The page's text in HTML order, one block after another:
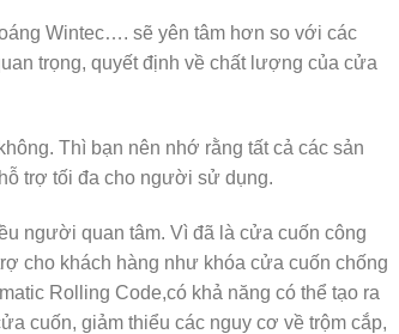
Wintec…. sẽ yên tâm hơn so với các
trọng, quyết định về chất lượng của cửa
Thì bạn nên nhớ rằng tất cả các sản
trợ tối đa cho người sử dụng.
người quan tâm. Vì đã là cửa cuốn công
cho khách hàng như khóa cửa cuốn chống
Rolling Code,có khả năng có thể tạo ra
cuốn, giảm thiểu các nguy cơ về trộm cắp,